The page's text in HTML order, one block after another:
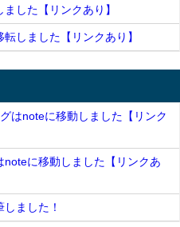
した【リンクあり】
しました【リンクあり】
はnoteに移動しました【リンク
に移動しました【リンクあ
ました！